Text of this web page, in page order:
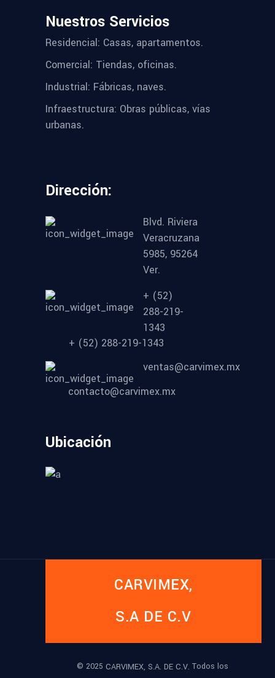
Nuestros Servicios
Residencial: Casas, apartamentos.
Comercial: Tiendas, oficinas.
Industrial: Fábricas, naves.
Infraestructura: Obras públicas, vías
urbanas.
Dirección:
Blvd. Riviera
Veracruzana
5985, 95264
Ver.
+ (52)
288-219-
1343
+ (52) 288-219-1343
ventas@carvimex.mx
contacto@carvimex.mx
Ubicación
CARVIMEX,
S.A DE C.V
© 2025 CARVIMEX, S.A. DE C.V. Todos los